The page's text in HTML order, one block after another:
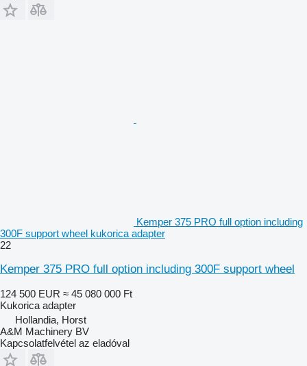
Kemper 375 PRO full option including
300F support wheel kukorica adapter
22
Kemper 375 PRO full option including 300F support wheel
124 500 EUR ≈ 45 080 000 Ft
Kukorica adapter
Hollandia, Horst
A&M Machinery BV
Kapcsolatfelvétel az eladóval